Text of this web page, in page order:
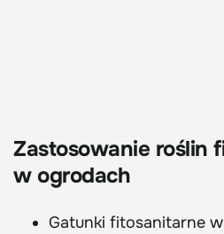
Zastosowanie roślin
w ogrodach
Gatunki fitosanitarne